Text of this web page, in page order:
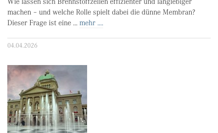
machen – und welche Rolle spielt dabei die dünne Membran?
Dieser Frage ist eine ... mehr ....
04.04.2026